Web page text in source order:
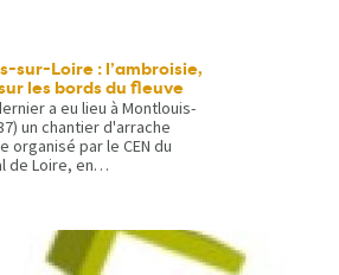
sur-Loire : l’ambroisie,
les bords du fleuve
a eu lieu à Montlouis-
un chantier d'arrache
organisé par le CEN du
de Loire, en…